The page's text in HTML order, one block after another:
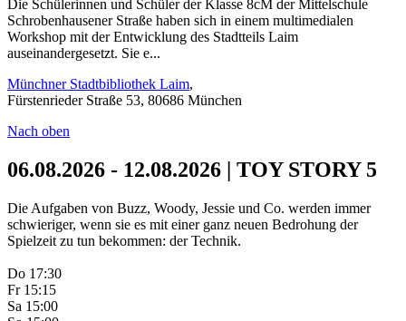
Die Schülerinnen und Schüler der Klasse 8cM der Mittelschule
Schrobenhausener Straße haben sich in einem multimedialen
Workshop mit der Entwicklung des Stadtteils Laim
auseinandergesetzt. Sie e...
Münchner Stadtbibliothek Laim,
Fürstenrieder Straße 53, 80686 München
Nach oben
06.08.2026 - 12.08.2026 | TOY STORY 5
Die Aufgaben von Buzz, Woody, Jessie und Co. werden immer
schwieriger, wenn sie es mit einer ganz neuen Bedrohung der
Spielzeit zu tun bekommen: der Technik.
Do 17:30
Fr 15:15
Sa 15:00